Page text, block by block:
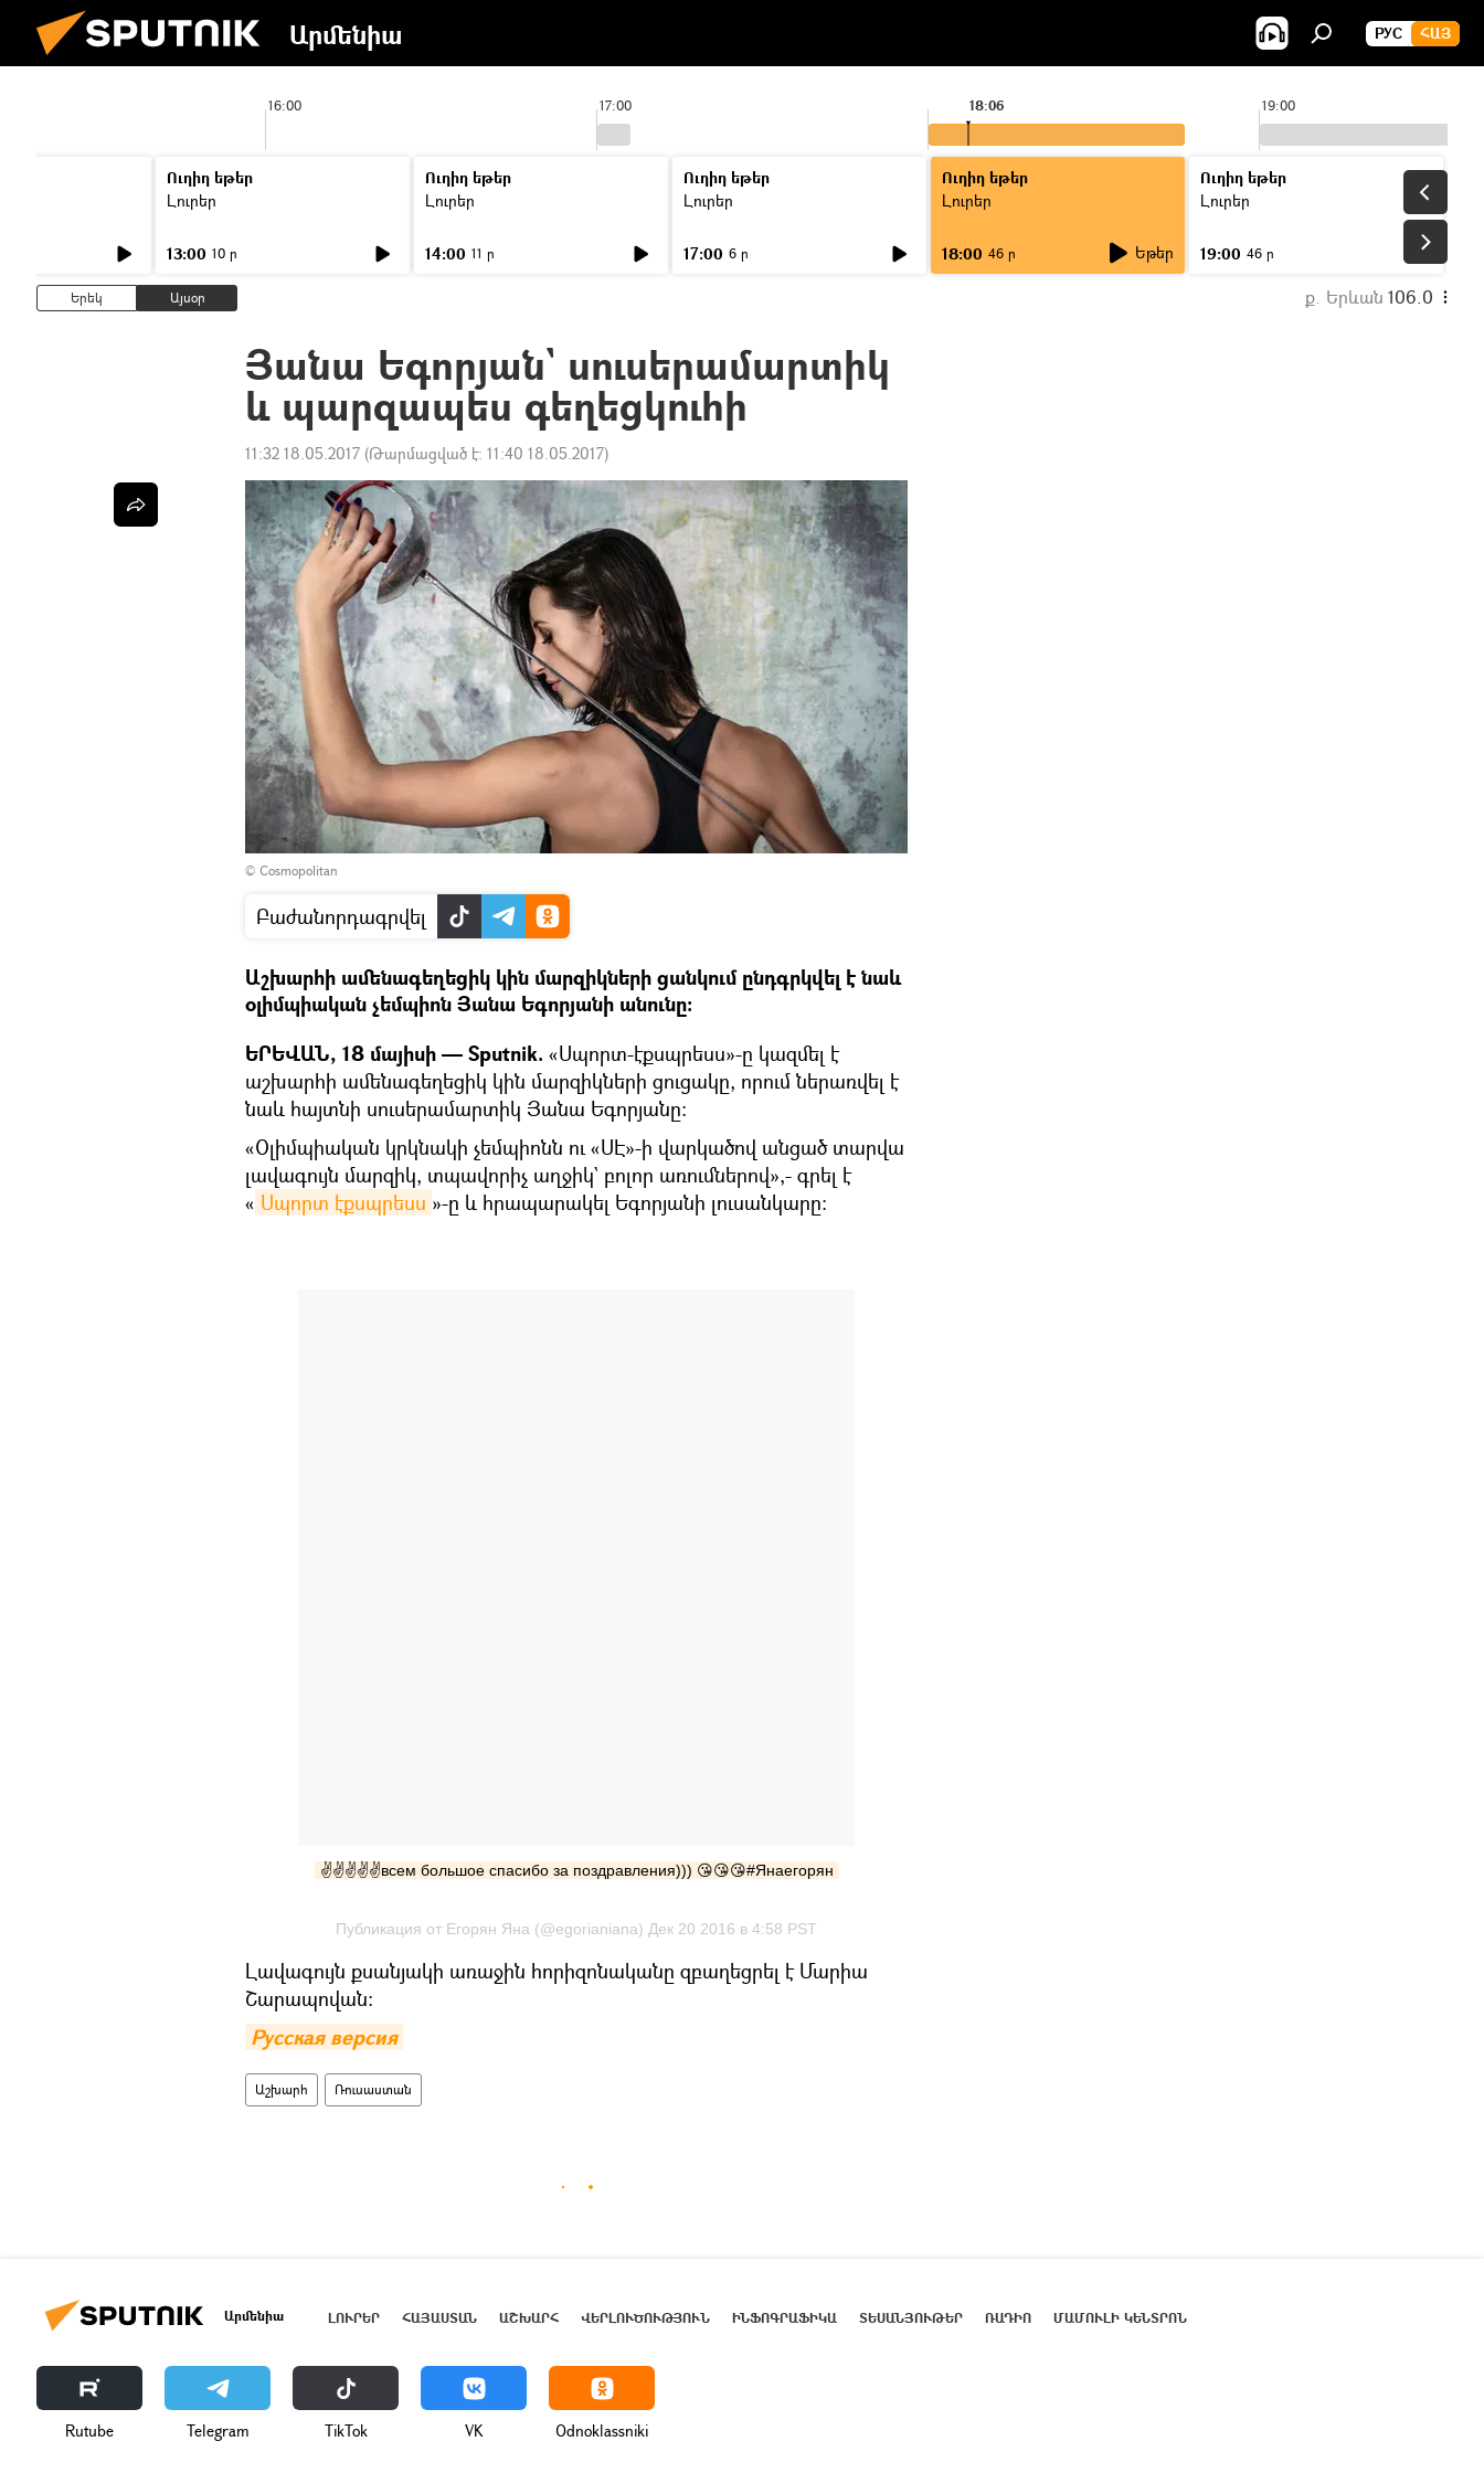
Արմենիա РУС ՀԱՅ
16:00 17:00 19:00
18:06
Ուղիղ եթեր
Լուրեր
13:00 10 ր
Ուղիղ եթեր
Լուրեր
14:00 11 ր
Ուղիղ եթեր
Լուրեր
17:00 6 ր
Ուղիղ եթեր
Լուրեր
18:00 46 ր Եթեր
Ուղիղ եթեր
Լուրեր
19:00 46 ր
Երեկ Այսօր ք. Երևան 106.0
Յանա Եգորյան` սուսերամարտիկ
և պարզապես գեղեցկուհի
11:32 18.05.2017 (Թարմացված է: 11:40 18.05.2017)
© Cosmopolitan
Բաժանորդագրվել
Աշխարհի ամենագեղեցիկ կին մարզիկների ցանկում ընդգրկվել է նաև
օլիմպիական չեմպիոն Յանա Եգորյանի անունը։
ԵՐԵՎԱՆ, 18 մայիսի — Sputnik. «Սպորտ-էքսպրեսս»-ը կազմել է
աշխարհի ամենագեղեցիկ կին մարզիկների ցուցակը, որում ներառվել է
նաև հայտնի սուսերամարտիկ Յանա Եգորյանը։
«Օլիմպիական կրկնակի չեմպիոնն ու «ՍԷ»-ի վարկածով անցած տարվա
լավագույն մարզիկ, տպավորիչ աղջիկ` բոլոր առումներով»,- գրել է
« Սպորտ էքսպրեսս »-ը և հրապարակել Եգորյանի լուսանկարը։
✌️✌️️✌️️✌️️✌️️всем большое спасибо за поздравления))) 😘😘😘#Янаегорян
Публикация от Eгорян Яна (@egorianiana) Дек 20 2016 в 4:58 PST
Լավագույն քսանյակի առաջին հորիզոնականը զբաղեցրել է Մարիա
Շարապովան։
Русская версия
Աշխարհ Ռուսաստան
Արմենիա ԼՈՒՐԵՐ ՀԱՅԱՍՏԱՆ ԱՇԽԱՐՀ ՎԵՐԼՈՒԾՈՒԹՅՈՒՆ ԻՆՖՈԳՐԱՖԻԿԱ ՏԵՍԱՆՅՈՒԹԵՐ ՌԱԴԻՈ ՄԱՄՈՒԼԻ ԿԵՆՏՐՈՆ
Rutube Telegram ТikТоk VK Odnoklassniki